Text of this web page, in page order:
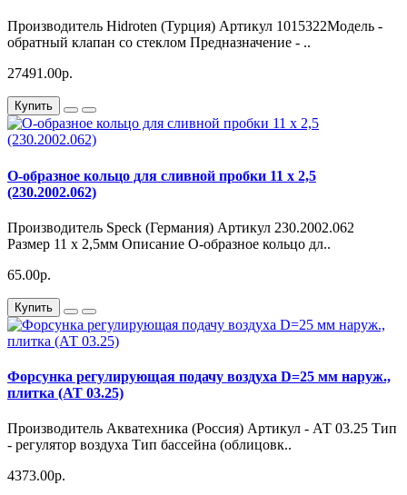
Производитель Hidroten (Турция) Артикул 1015322Модель -
обратный клапан со стеклом Предназначение - ..
27491.00р.
Купить
О-образное кольцо для сливной пробки 11 x 2,5
(230.2002.062)
Производитель Speck (Германия) Артикул 230.2002.062
Размер 11 х 2,5мм Описание О-образное кольцо дл..
65.00р.
Купить
Форсунка регулирующая подачу воздуха D=25 мм наруж.,
плитка (АТ 03.25)
Производитель Акватехника (Россия) Артикул - АТ 03.25 Тип
- регулятор воздуха Тип бассейна (облицовк..
4373.00р.